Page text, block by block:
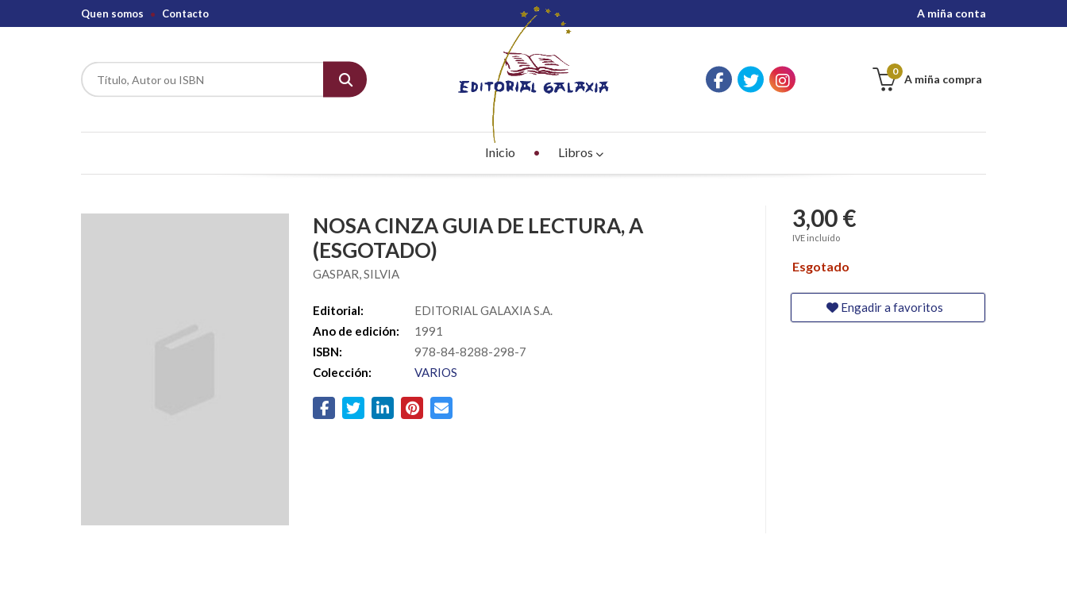
A miña conta
Quen somos Contacto
A miña compra
0
Inicio Libros
NOSA CINZA GUIA DE LECTURA, A
(ESGOTADO)
GASPAR, SILVIA
Editorial:
EDITORIAL GALAXIA S.A.
Ano de edición:
1991
ISBN:
978-84-8288-298-7
Colección:
VARIOS
3,00 €
IVE incluído
Esgotado
Engadir a favoritos